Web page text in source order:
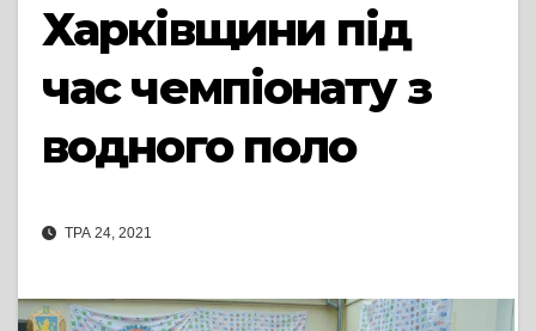
Харківщини під
час чемпіонату з
водного поло
ТРА 24, 2021